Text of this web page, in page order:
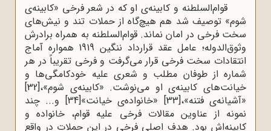
قوام‌السلطنه و کابینه‌ی او که در شعر فرخی «کابینه‌ی
شوم» توصیف شد هم هیچ‌گاه از حملات تند و نیش‌های
سخت فرخی در امان نماند. قوام‌السلطنه به همراه برادرش
وثوق‌الدوله؛ عامل عقد قرارداد ننگین 1919 همواره آماج
انتقادات سخت فرخی قرار می‌گرفت و فرخی تقریباً در هر
شماره از طوفان مطلب و شعری علیه خودکامگی‌ها و
خیانت‌های کابینه‌ی او می‌نوشت. «کابینه‌ی شوم»،[32]
«آشیانه‌ی فتنه»،[33] «خانواده‌ی خیانت»[34]
و... چند
نمونه از عناوین مقالات فرخی علیه قوام، خانواده و
کابینه‌اش بود. هدف اصلی فرخی در این حملات در واقع